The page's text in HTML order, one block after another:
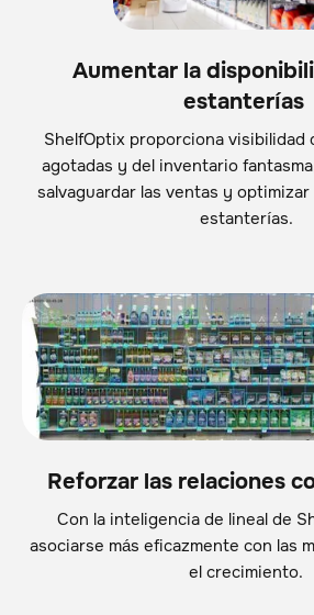
Aumentar la
estanterías
ShelfOptix proporciona visibilidad
agotadas y del inventario
salvaguardar las ventas y
estanterías.
Reforzar las relaciones
Con la inteligencia de lineal de
asociarse más eficazmente con las
el crecimiento.